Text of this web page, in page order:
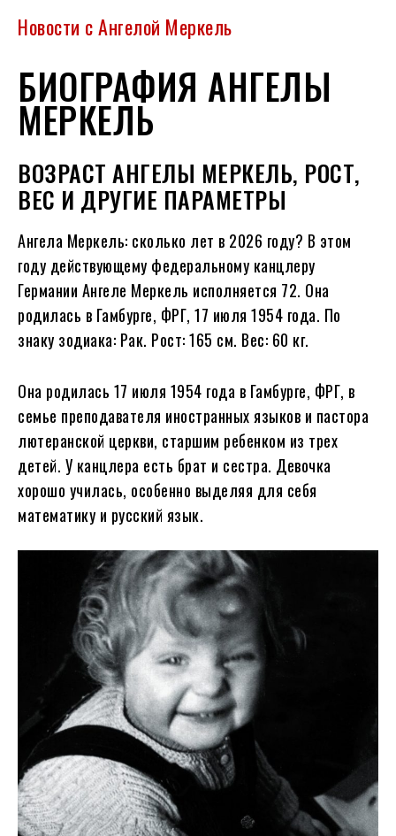
Новости с Ангелой Меркель
БИОГРАФИЯ АНГЕЛЫ
МЕРКЕЛЬ
ВОЗРАСТ АНГЕЛЫ МЕРКЕЛЬ, РОСТ,
ВЕС И ДРУГИЕ ПАРАМЕТРЫ
Ангела Меркель: сколько лет в 2026 году? В этом
году действующему федеральному канцлеру
Германии Ангеле Меркель исполняется 72. Она
родилась в Гамбурге, ФРГ, 17 июля 1954 года. По
знаку зодиака: Рак. Рост: 165 см. Вес: 60 кг.
Она родилась 17 июля 1954 года в Гамбурге, ФРГ, в
семье преподавателя иностранных языков и пастора
лютеранской церкви, старшим ребенком из трех
детей. У канцлера есть брат и сестра. Девочка
хорошо училась, особенно выделяя для себя
математику и русский язык.